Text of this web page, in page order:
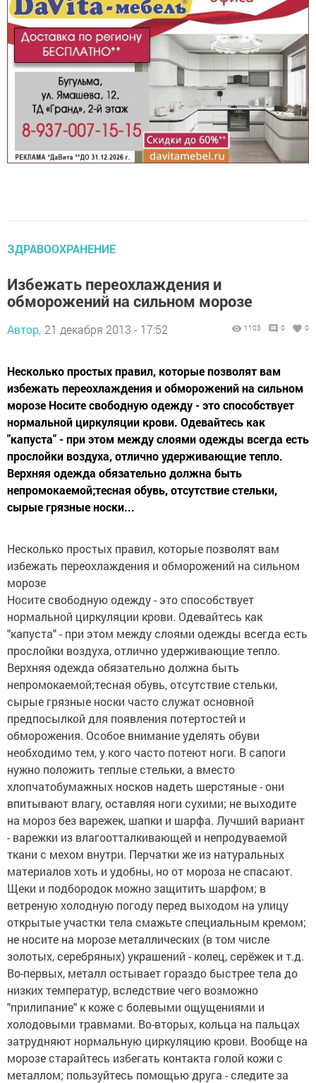
ЗДРАВООХРАНЕНИЕ
Избежать переохлаждения и
обморожений на сильном морозе
Автор, 21 декабря 2013 - 17:52 1103 0 0
Несколько простых правил, которые позволят вам
избежать переохлаждения и обморожений на сильном
морозе Носите свободную одежду - это способствует
нормальной циркуляции крови. Одевайтесь как
"капуста" - при этом между слоями одежды всегда есть
прослойки воздуха, отлично удерживающие тепло.
Верхняя одежда обязательно должна быть
непромокаемой;тесная обувь, отсутствие стельки,
сырые грязные носки...
Несколько простых правил, которые позволят вам
избежать переохлаждения и обморожений на сильном
морозе
Носите свободную одежду - это способствует
нормальной циркуляции крови. Одевайтесь как
"капуста" - при этом между слоями одежды всегда есть
прослойки воздуха, отлично удерживающие тепло.
Верхняя одежда обязательно должна быть
непромокаемой;тесная обувь, отсутствие стельки,
сырые грязные носки часто служат основной
предпосылкой для появления потертостей и
обморожения. Особое внимание уделять обуви
необходимо тем, у кого часто потеют ноги. В сапоги
нужно положить теплые стельки, а вместо
хлопчатобумажных носков надеть шерстяные - они
впитывают влагу, оставляя ноги сухими; не выходите
на мороз без варежек, шапки и шарфа. Лучший вариант
- варежки из влагоотталкивающей и непродуваемой
ткани с мехом внутри. Перчатки же из натуральных
материалов хоть и удобны, но от мороза не спасают.
Щеки и подбородок можно защитить шарфом; в
ветреную холодную погоду перед выходом на улицу
открытые участки тела смажьте специальным кремом;
не носите на морозе металлических (в том числе
золотых, серебряных) украшений - колец, серёжек и т.д.
Во-первых, металл остывает гораздо быстрее тела до
низких температур, вследствие чего возможно
"прилипание" к коже с болевыми ощущениями и
холодовыми травмами. Во-вторых, кольца на пальцах
затрудняют нормальную циркуляцию крови. Вообще на
морозе старайтесь избегать контакта голой кожи с
металлом; пользуйтесь помощью друга - следите за